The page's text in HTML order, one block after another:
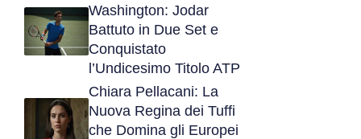
Washington: Jodar
Battuto in Due Set e
Conquistato
l’Undicesimo Titolo ATP
Chiara Pellacani: La
Nuova Regina dei Tuffi
che Domina gli Europei